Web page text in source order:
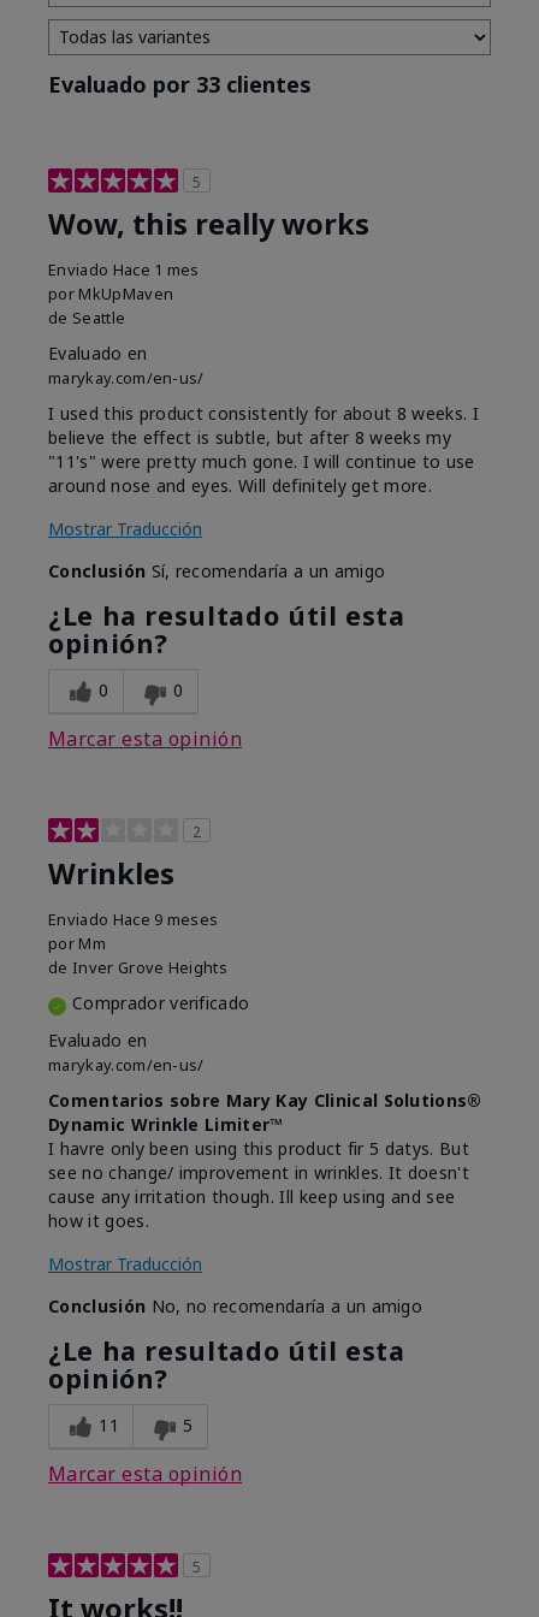
Evaluado por 33 clientes
5
Wow, this really works
Enviado Hace 1 mes
por MkUpMaven
de Seattle
Evaluado en
marykay.com/en-us/
I used this product consistently for about 8 weeks. I
believe the effect is subtle, but after 8 weeks my
"11's" were pretty much gone. I will continue to use
around nose and eyes. Will definitely get more.
Mostrar Traducción
Conclusión Sí, recomendaría a un amigo
¿Le ha resultado útil esta
opinión?
0 0
Marcar esta opinión
2
Wrinkles
Enviado Hace 9 meses
por Mm
de Inver Grove Heights
Comprador verificado
Evaluado en
marykay.com/en-us/
Comentarios sobre Mary Kay Clinical Solutions®
Dynamic Wrinkle Limiter™
I havre only been using this product fir 5 datys. But
see no change/ improvement in wrinkles. It doesn't
cause any irritation though. Ill keep using and see
how it goes.
Mostrar Traducción
Conclusión No, no recomendaría a un amigo
¿Le ha resultado útil esta
opinión?
11 5
Marcar esta opinión
5
It works!!